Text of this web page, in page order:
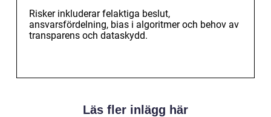
Risker inkluderar felaktiga beslut,
ansvarsfördelning, bias i algoritmer och behov av
transparens och dataskydd.
Läs fler inlägg här